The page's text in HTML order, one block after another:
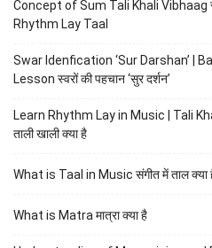
Concept of Sum Tali Khali Vibhaag
Rhythm Lay Taal
Swar Idenfication ‘Sur Darshan’ |
Lesson स्वरों की पहचान ‘सुर दर्शन’
Learn Rhythm Lay in Music | Tali
ताली खाली क्या है
What is Taal in Music संगीत में ताल क्या
What is Matra मात्रा क्या है